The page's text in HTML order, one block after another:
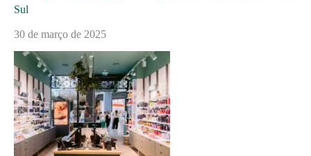
Sul
30 de março de 2025